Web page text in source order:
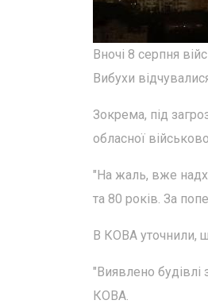
Вночі 8 серпня
Вибухи
Зокрема, під
обласної
"На жаль, вже
та 80 років. За
В КОВА уточнили,
"Виявлено
КОВА.